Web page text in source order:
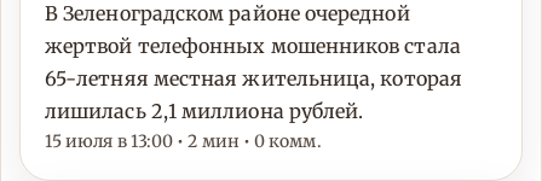
В Зеленоградском районе очередной
жертвой телефонных мошенников стала
65-летняя местная жительница, которая
лишилась 2,1 миллиона рублей.
15 июля в 13:00 • 2 мин • 0 комм.